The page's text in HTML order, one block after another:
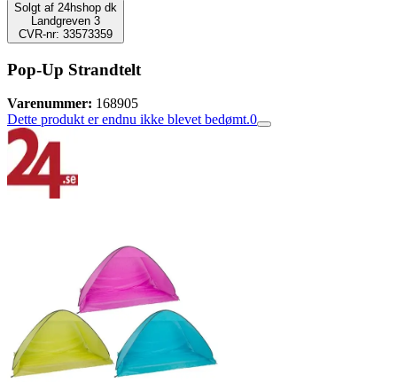
Solgt af 24hshop dk
Landgreven 3
CVR-nr: 33573359
Pop-Up Strandtelt
Varenummer: 168905
Dette produkt er endnu ikke blevet bedømt.0